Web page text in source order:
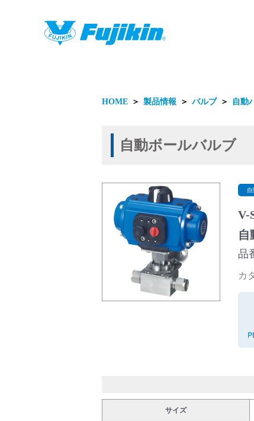
製品情報
バルブ・継手・システムを探す
ダウンロード
製品情報
HOME ＞ 製品情報 ＞ バルブ ＞ 自動
自動ボールバルブ
V-
自
品
カ
サイズ